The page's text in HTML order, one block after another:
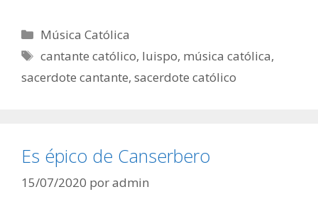
Categorías
Música Católica
Etiquetas
cantante católico, luispo, música católica,
sacerdote cantante, sacerdote católico
Es épico de Canserbero
15/07/2020 poradmin